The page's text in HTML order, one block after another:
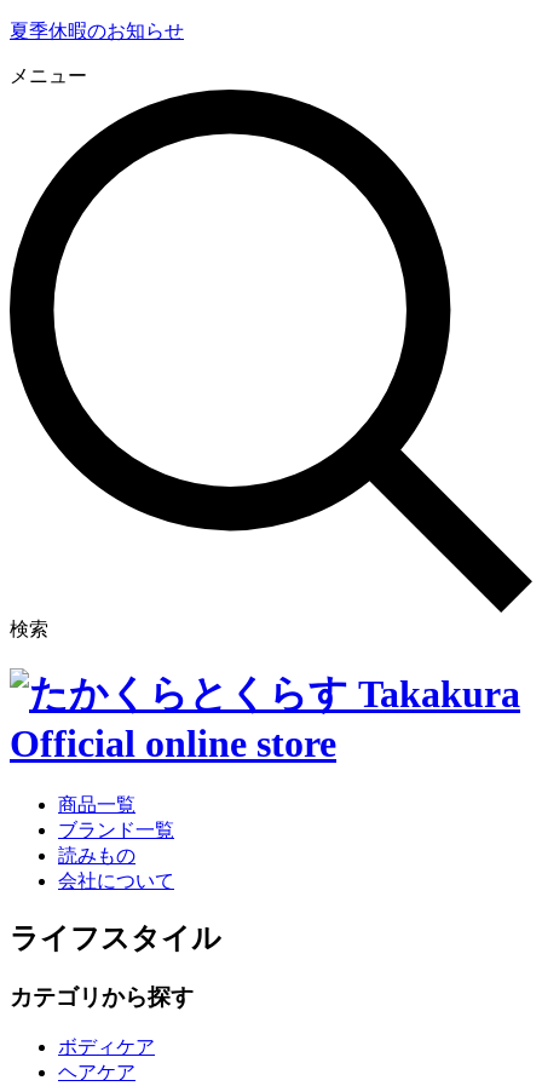
夏季休暇のお知らせ
メニュー
検索
商品一覧
ブランド一覧
読みもの
会社について
ライフスタイル
カテゴリから探す
ボディケア
ヘアケア